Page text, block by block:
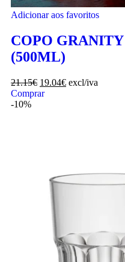
Adicionar aos favoritos
COPO
(500ML)
21.15€ 19.04€ excl/iva
Comprar
-10%